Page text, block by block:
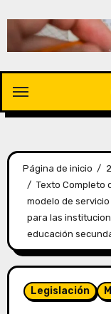
Página de inicio
Texto Completo
modelo de
para las
educación
Legislación